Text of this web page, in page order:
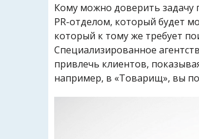
Кому можно доверить задачу
PR-отделом, который будет
который к тому же требует
Специализированное
привлечь клиентов,
например, в «Товарищ», вы